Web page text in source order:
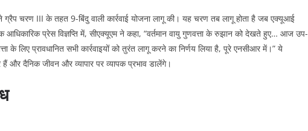
ग्रैप चरण III के तहत 9-बिंदु वाली कार्रवाई योजना लागू की। यह चरण तब लागू होता है जब एक्यूआई
आधिकारिक प्रेस विज्ञप्ति में, सीएक्यूएम ने कहा, “वर्तमान वायु गुणवत्ता के रुझान को देखते हुए… आज उप-
के लिए प्रावधानित सभी कार्रवाइयों को तुरंत लागू करने का निर्णय लिया है, पूरे एनसीआर में।” ये
दैनिक जीवन और व्यापार पर व्यापक प्रभाव डालेंगे।